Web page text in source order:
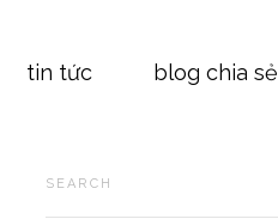
tin tức blog chia sẻ
tin tức chuyên ngành